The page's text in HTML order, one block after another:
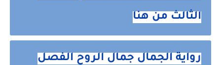
الثالث من هنا
رواية الجمال جمال الروح الفصل